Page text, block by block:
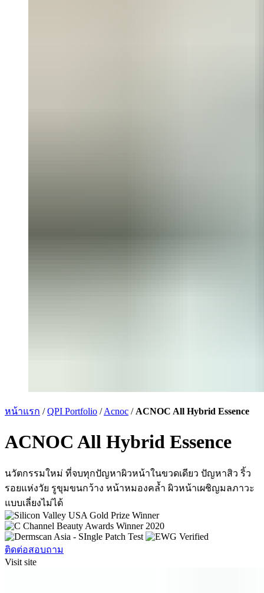
หน้าแรก /QPI Portfolio /Acnoc / ACNOC All Hybrid Essence
ACNOC All Hybrid Essence
นวัตกรรมใหม่ ที่จบทุกปัญหาผิวหน้าในขวดเดียว ปัญหาสิว ริ้ว
รอยแห่งวัย รูขุมขนกว้าง หน้าหมองคล้ำ ผิวหน้าเผชิญมลภาวะ
แบบเลี่ยงไม่ได้
ติดต่อสอบถาม
Visit site